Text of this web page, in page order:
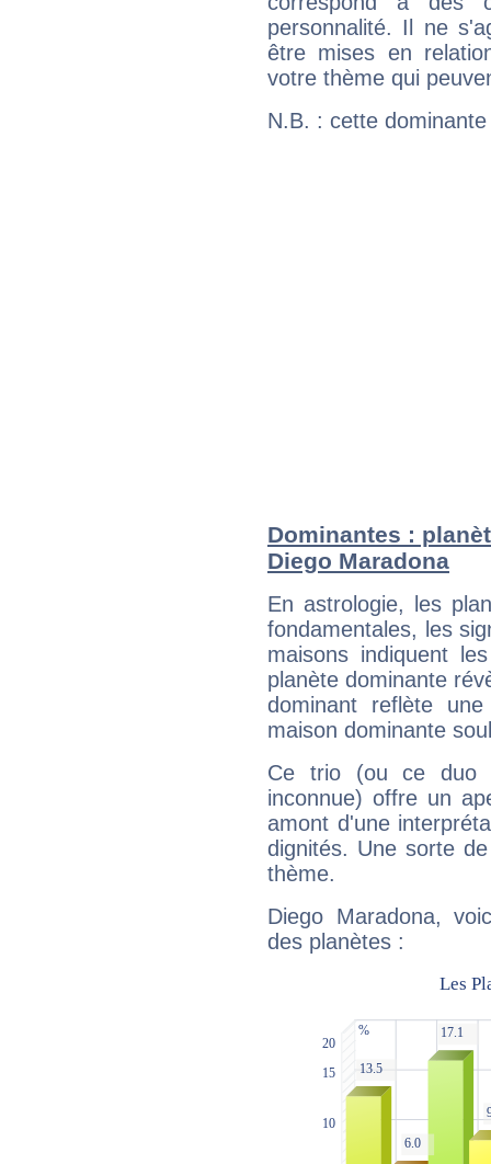
personnalité. Il ne
être mises en
votre thème qui
N.B. : cette
Dominantes :
Diego Maradona
En astrologie, les
fondamentales, les
maisons indiquent
planète dominante
dominant reflète
maison dominante
Ce trio (ou ce duo
inconnue) offre un
amont d'une
dignités. Une sorte
thème.
Diego Maradona,
des planètes :